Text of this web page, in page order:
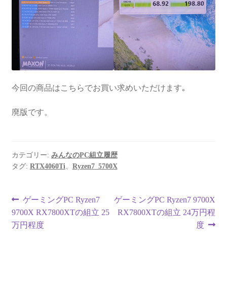
今回の商品はこちらでお買い求めいただけます｡
廃版です。
カテゴリー: みんなのPC組立履歴
タグ: RTX4060Ti、 Ryzen7_5700X
投
稿
前
の
投
ゲーミングPC Ryzen7
9700X RX7800XTの組立 25
万円程度
次
の
ゲーミングPC Ryzen7 9700X
RX7800XTの組立 24万円程
度